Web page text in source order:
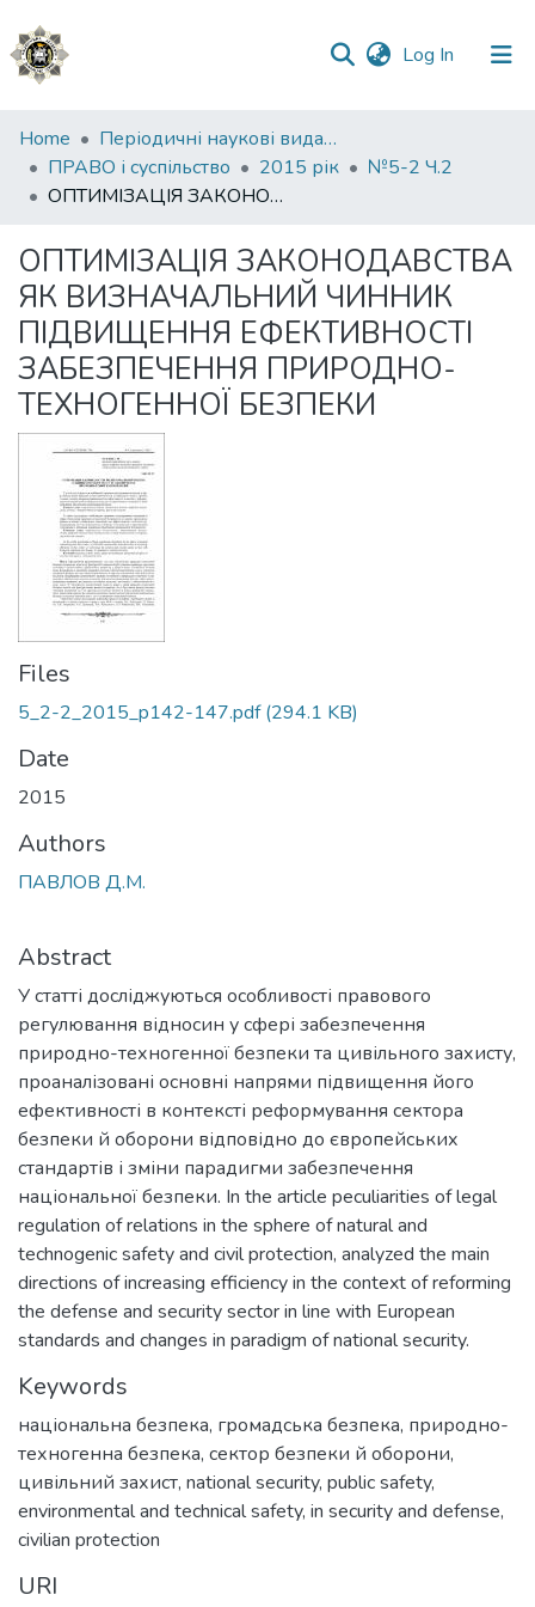
Log In (current)
Communities
&
Collections
Statistics
Home
Періодичні наукові видання НАВС
ПРАВО і суспільство
2015 рік
№5-2 Ч.2
ОПТИМІЗАЦІЯ ЗАКОНОДАВСТВА ЯК ВИЗНАЧАЛЬНИЙ ЧИННИК ПІДВИЩЕННЯ ЕФЕКТИВНОСТІ ЗАБЕЗПЕЧЕННЯ ПРИРОДНО-ТЕХНОГЕННОЇ БЕЗПЕКИ
ОПТИМІЗАЦІЯ ЗАКОНОДАВСТВА
ЯК ВИЗНАЧАЛЬНИЙ ЧИННИК
ПІДВИЩЕННЯ ЕФЕКТИВНОСТІ
ЗАБЕЗПЕЧЕННЯ ПРИРОДНО-
ТЕХНОГЕННОЇ БЕЗПЕКИ
Files
5_2-2_2015_p142-147.pdf(294.1 KB)
Date
2015
Authors
ПАВЛОВ Д.М.
Abstract
У статті досліджуються особливості правового
регулювання відносин у сфері забезпечення
природно-техногенної безпеки та цивільного захисту,
проаналізовані основні напрями підвищення його
ефективності в контексті реформування сектора
безпеки й оборони відповідно до європейських
стандартів і зміни парадигми забезпечення
національної безпеки. In the article peculiarities of legal
regulation of relations in the sphere of natural and
technogenic safety and civil protection, analyzed the main
directions of increasing efficiency in the context of reforming
the defense and security sector in line with European
standards and changes in paradigm of national security.
Keywords
національна безпека, громадська безпека, природно-
техногенна безпека, сектор безпеки й оборони,
цивільний захист, national security, public safety,
environmental and technical safety, in security and defense,
civilian protection
URI